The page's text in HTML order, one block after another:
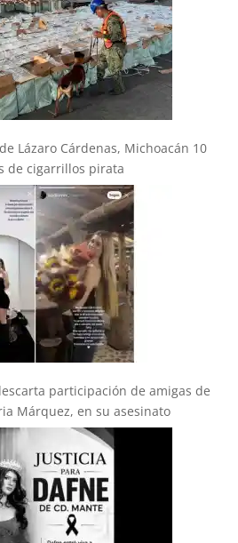
Lázaro Cárdenas, Michoacán 10
de cigarrillos pirata
participación de amigas de
Márquez, en su asesinato